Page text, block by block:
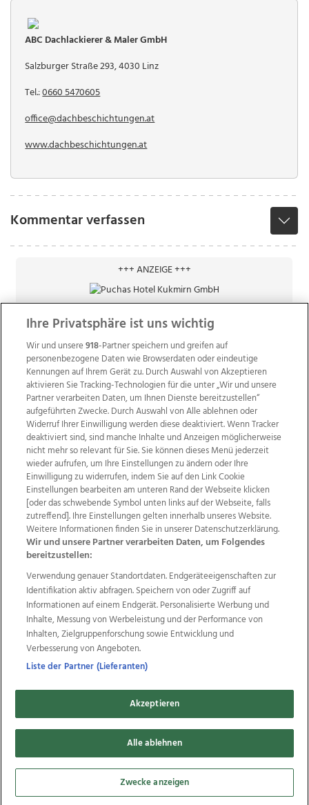
ABC Dachlackierer & Maler GmbH
Salzburger Straße 293, 4030 Linz
Tel.:0660 5470605
office@dachbeschichtungen.at
www.dachbeschichtungen.at
Kommentar verfassen
+++ ANZEIGE +++
Wir über uns Mediadaten Kontakt
Jobs
Datenschutz
Impressum
AGB Anzeigekunden
AGB Website
Ehrenkodex Politische Werbung
Weitere Angebote des Medienhauses Wimmer
TV1 di-mog-i.at OÖNow
Ischler Woche
Life Radio
OÖNachrichten
OÖN Immobilien
OÖN Karriere
OÖN Reise
Promenaden Galerien
Regionaljobs
wasistlos.at
Copyrights © 2026 Tips Zeitungs GmbH & Co KG
developed by11x11.net
Cookie Einstellungen bearbeiten
Ihre Privatsphäre ist uns wichtig
Wir und unsere918-Partner speichern und greifen auf
personenbezogene Daten wie Browserdaten oder eindeutige
Kennungen auf Ihrem Gerät zu. Durch Auswahl von Akzeptieren
aktivieren Sie Tracking-Technologien für die unter „Wir und unsere
Partner verarbeiten Daten, um Ihnen Dienste bereitzustellen“
aufgeführten Zwecke. Durch Auswahl von Alle ablehnen oder
Widerruf Ihrer Einwilligung werden diese deaktiviert. Wenn Tracker
deaktiviert sind, sind manche Inhalte und Anzeigen möglicherweise
nicht mehr so relevant für Sie. Sie können dieses Menü jederzeit
wieder aufrufen, um Ihre Einstellungen zu ändern oder Ihre
Einwilligung zu widerrufen, indem Sie auf den Link Cookie
Einstellungen bearbeiten am unteren Rand der Webseite klicken
[oder das schwebende Symbol unten links auf der Webseite, falls
zutreffend]. Ihre Einstellungen gelten innerhalb unseres Website.
Weitere Informationen finden Sie in unserer Datenschutzerklärung.
Wir und unsere Partner verarbeiten Daten, um Folgendes
bereitzustellen:
Verwendung genauer Standortdaten. Endgeräteeigenschaften zur
Identifikation aktiv abfragen. Speichern von oder Zugriff auf
Informationen auf einem Endgerät. Personalisierte Werbung und
Inhalte, Messung von Werbeleistung und der Performance von
Inhalten, Zielgruppenforschung sowie Entwicklung und
Verbesserung von Angeboten.
Liste der Partner (Lieferanten)
Akzeptieren
Alle ablehnen
Zwecke anzeigen